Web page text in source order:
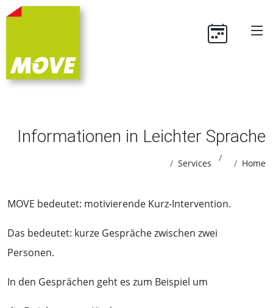
Informationen in Leichter Sprache
Services Home
MOVE bedeutet: motivierende Kurz-Intervention.
Das bedeutet: kurze Gespräche zwischen zwei
Personen.
In den Gesprächen geht es zum Beispiel um